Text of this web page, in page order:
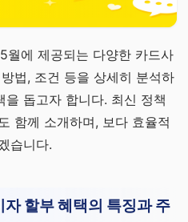
에 제공되는 다양한 카드사
법, 조건 등을 상세히 분석하
돕고자 합니다. 최신 정책
함께 소개하며, 보다 효율적
습니다.
할부 혜택의 특징과 주